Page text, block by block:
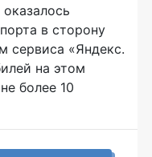
в сторону
сервиса «Яндекс.
на этом
более 10